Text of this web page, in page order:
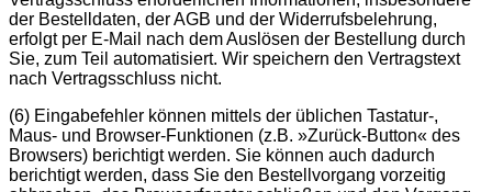
der Bestelldaten, der AGB und der Widerrufsbelehrung,
erfolgt per E-Mail nach dem Auslösen der Bestellung durch
Sie, zum Teil automatisiert. Wir speichern den Vertragstext
nach Vertragsschluss nicht.
(6) Eingabefehler können mittels der üblichen Tastatur-,
Maus- und Browser-Funktionen (z.B. »Zurück-Button« des
Browsers) berichtigt werden. Sie können auch dadurch
berichtigt werden, dass Sie den Bestellvorgang vorzeitig